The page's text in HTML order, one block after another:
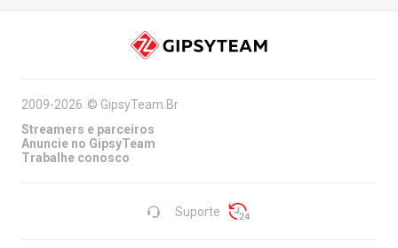
Suporte
2009-2026 © GipsyTeam.Br
Streamers e parceiros
Anuncie no GipsyTeam
Trabalhe conosco